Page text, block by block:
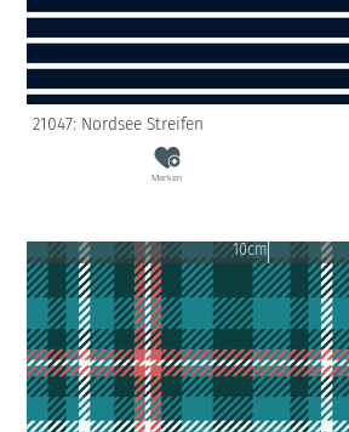
21047: Nordsee Streifen
Merken
10cm